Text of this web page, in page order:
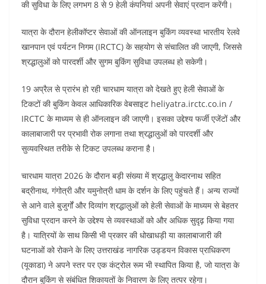
k
की सुविधा के लिए लगभग 8 से 9 हेली कंपनियां अपनी सेवाएं प्रदान करेंगी।
यात्रा के दौरान हेलीकॉप्टर सेवाओं की ऑनलाइन बुकिंग व्यवस्था भारतीय रेलवे
खानपान एवं पर्यटन निगम (IRCTC) के सहयोग से संचालित की जाएगी, जिससे
श्रद्धालुओं को पारदर्शी और सुगम बुकिंग सुविधा उपलब्ध हो सकेगी।
19 अप्रैल से प्रारंभ हो रही चारधाम यात्रा को देखते हुए हेली सेवाओं के
टिकटों की बुकिंग केवल आधिकारिक वेबसाइट heliyatra.irctc.co.in /
IRCTC के माध्यम से ही ऑनलाइन की जाएगी। इसका उद्देश्य फर्जी एजेंटों और
कालाबाजारी पर प्रभावी रोक लगाना तथा श्रद्धालुओं को पारदर्शी और
सुव्यवस्थित तरीके से टिकट उपलब्ध कराना है।
चारधाम यात्रा 2026 के दौरान बड़ी संख्या में श्रद्धालु केदारनाथ सहित
बद्रीनाथ, गंगोत्री और यमुनोत्री धाम के दर्शन के लिए पहुंचते हैं। अन्य राज्यों
से आने वाले बुजुर्गों और दिव्यांग श्रद्धालुओं को हेली सेवाओं के माध्यम से बेहतर
सुविधा प्रदान करने के उद्देश्य से व्यवस्थाओं को और अधिक सुदृढ़ किया गया
है। यात्रियों के साथ किसी भी प्रकार की धोखाधड़ी या कालाबाजारी की
घटनाओं को रोकने के लिए उत्तराखंड नागरिक उड्डयन विकास प्राधिकरण
(यूकाडा) ने अपने स्तर पर एक कंट्रोल रूम भी स्थापित किया है, जो यात्रा के
दौरान बुकिंग से संबंधित शिकायतों के निवारण के लिए तत्पर रहेगा।